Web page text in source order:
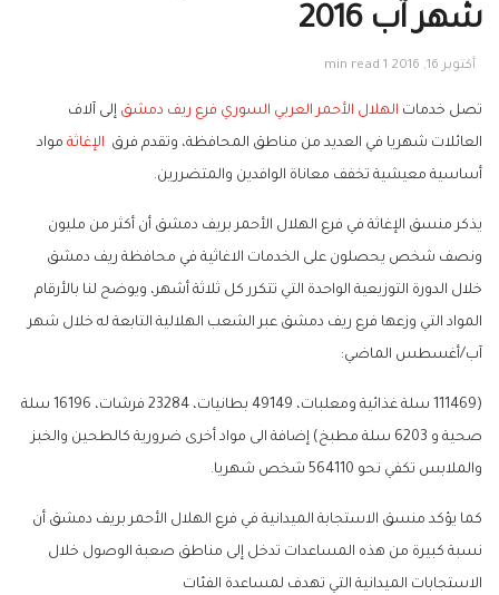
شهر آب 2016
أكتوبر 16, 2016 1 min read
تصل خدمات الهلال الأحمر العربي السوري فرع ريف دمشق إلى آلاف
العائلات شهريا في العديد من مناطق المحافظة، وتقدم فرق الإغاثة مواد
أساسية معيشية تخفف معاناة الوافدين والمتضررين.
يذكر منسق الإغاثة في فرع الهلال الأحمر بريف دمشق أن أكثر من مليون
ونصف شخص يحصلون على الخدمات الاغاثية في محافظة ريف دمشق
خلال الدورة التوزيعية الواحدة التي تتكرر كل ثلاثة أشهر، ويوضح لنا بالأرقام
المواد التي وزعها فرع ريف دمشق عبر الشعب الهلالية التابعة له خلال شهر
آب/أغسطس الماضي:
(111469 سلة غذائية ومعلبات، 49149 بطانيات، 23284 فرشات، 16196 سلة
صحية و 6203 سلة مطبخ) إضافة الى مواد أخرى ضرورية كالطحين والخبز
والملابس تكفي نحو 564110 شخص شهريا.
كما يؤكد منسق الاستجابة الميدانية في فرع الهلال الأحمر بريف دمشق أن
نسبة كبيرة من هذه المساعدات تدخل إلى مناطق صعبة الوصول خلال
الاستجابات الميدانية التي تهدف لمساعدة الفئات